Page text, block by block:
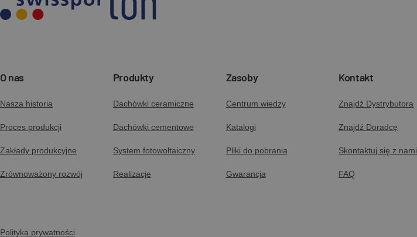
O nas Produkty Zasoby Kontakt
Nasza historia
Proces produkcji
Zakłady produkcyjne
Zrównoważony rozwój
Dachówki ceramiczne
Dachówki cementowe
System fotowoltaiczny
Realizacje
Centrum wiedzy
Katalogi
Pliki do pobrania
Gwarancja
Znajdź Dystrybutora
Znajdź Doradcę
Skontaktuj się z nami
FAQ
Polityka prywatności